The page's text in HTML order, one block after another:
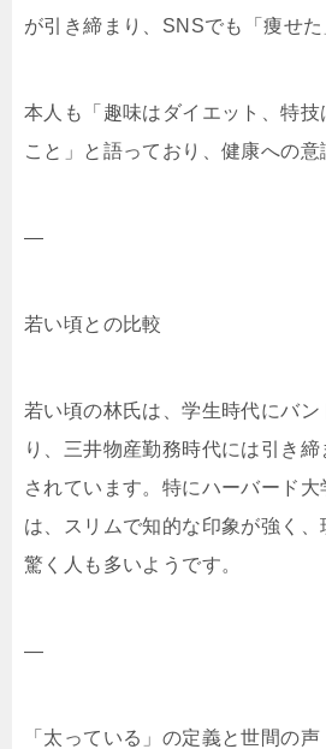
が引き締まり、SNSでも「痩せた
本人も「趣味はダイエット、特
こと」と語っており、健康への意
—
若い頃との比較
若い頃の林氏は、学生時代にバン
り、三井物産勤務時代には引き締
されています。特にハーバード
は、スリムで知的な印象が強く、
驚く人も多いようです。
—
「太っている」の定義と世間の声